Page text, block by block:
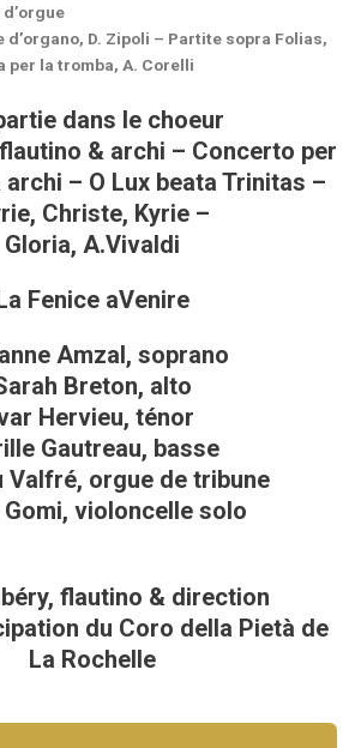
D. Zipoli – Partite sopra Folias,
per la tromba, A. Corelli
dans le choeur
& archi – Concerto per
– O Lux beata Trinitas –
Christe, Kyrie –
Gloria, A.Vivaldi
Fenice aVenire
Amzal, soprano
Breton, alto
Hervieu, ténor
Gautreau, basse
Valfré, orgue de tribune
Gomi, violoncelle solo
flautino & direction
du Coro della Pietà de
La Rochelle